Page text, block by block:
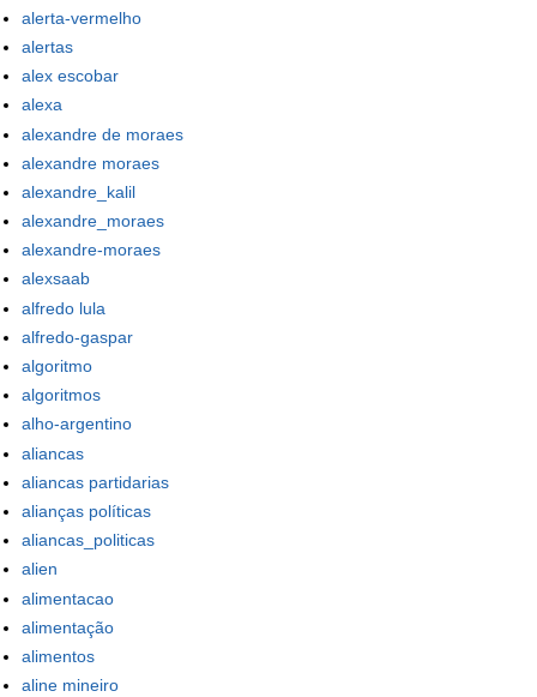
alerta-vermelho
alertas
alex escobar
alexa
alexandre de moraes
alexandre moraes
alexandre_kalil
alexandre_moraes
alexandre-moraes
alexsaab
alfredo lula
alfredo-gaspar
algoritmo
algoritmos
alho-argentino
aliancas
aliancas partidarias
alianças políticas
aliancas_politicas
alien
alimentacao
alimentação
alimentos
aline mineiro